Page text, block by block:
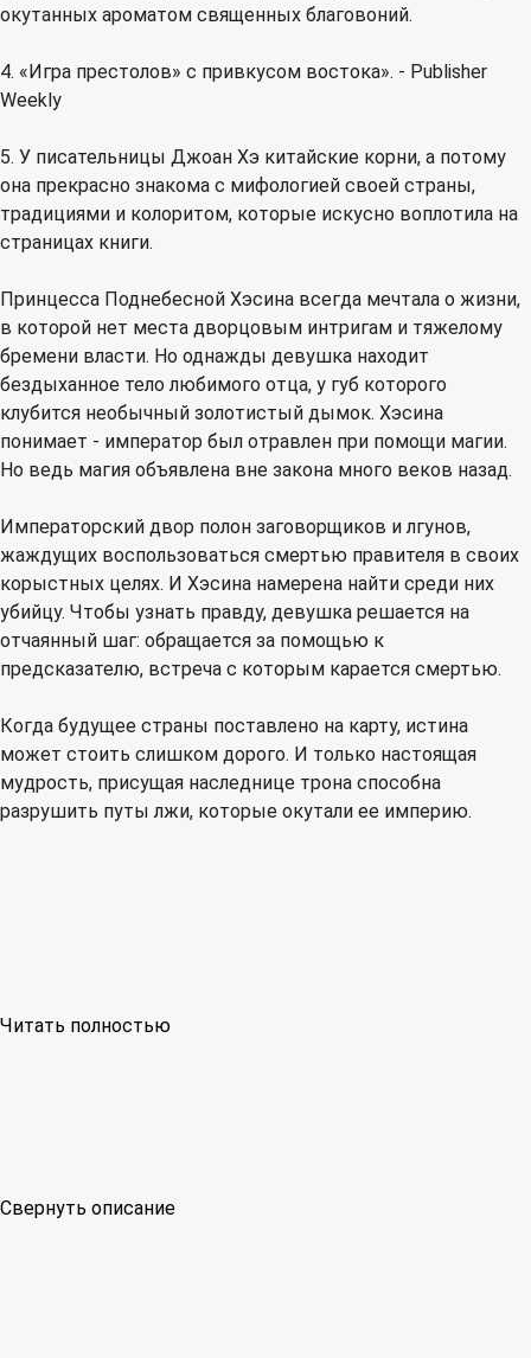
окутанных ароматом священных благовоний.
4. «Игра престолов» с привкусом востока». - Publisher
Weekly
5. У писательницы Джоан Хэ китайские корни, а потому
она прекрасно знакома с мифологией своей страны,
традициями и колоритом, которые искусно воплотила на
страницах книги.
Принцесса Поднебесной Хэсина всегда мечтала о жизни,
в которой нет места дворцовым интригам и тяжелому
бремени власти. Но однажды девушка находит
бездыханное тело любимого отца, у губ которого
клубится необычный золотистый дымок. Хэсина
понимает - император был отравлен при помощи магии.
Но ведь магия объявлена вне закона много веков назад.
Императорский двор полон заговорщиков и лгунов,
жаждущих воспользоваться смертью правителя в своих
корыстных целях. И Хэсина намерена найти среди них
убийцу. Чтобы узнать правду, девушка решается на
отчаянный шаг: обращается за помощью к
предсказателю, встреча с которым карается смертью.
Когда будущее страны поставлено на карту, истина
может стоить слишком дорого. И только настоящая
мудрость, присущая наследнице трона способна
разрушить путы лжи, которые окутали ее империю.
Читать полностью
Свернуть описание